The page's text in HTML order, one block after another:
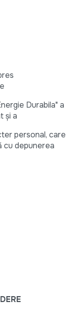
Durabila" a
şi a
personal, care
cu depunerea